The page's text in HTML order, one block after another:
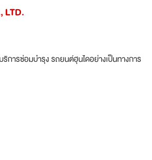
LTD.
การซ่อมบำรุง รถยนต์ฮุนไดอย่างเป็นทางการ